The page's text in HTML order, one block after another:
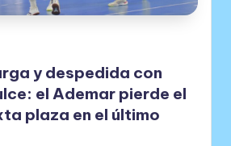
y despedida con
el Ademar pierde el
plaza en el último